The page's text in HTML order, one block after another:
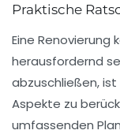
Praktische
Eine Renovierung
herausfordernd
abzuschließen,
Aspekte zu
umfassenden